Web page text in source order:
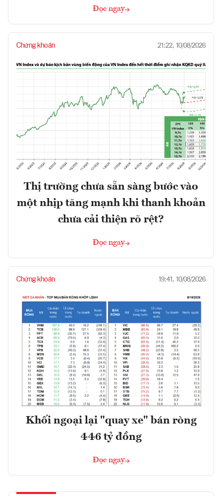
Đọc ngay
Chứng khoán 21:22, 10/08/2026
Thị trường chưa sẵn sàng bước vào
một nhịp tăng mạnh khi thanh khoản
chưa cải thiện rõ rệt?
Đọc ngay
Chứng khoán 19:41, 10/08/2026
Khối ngoại lại "quay xe" bán ròng
446 tỷ đồng
Đọc ngay